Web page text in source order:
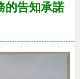
的告知承諾